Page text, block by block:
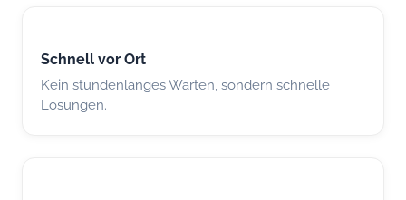
Schnell vor Ort
Kein stundenlanges Warten, sondern schnelle
Lösungen.